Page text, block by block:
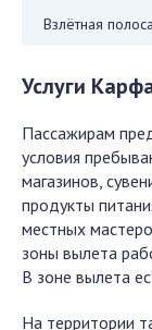
Взлётная
Услуги
Пассажирам
условия
магазинов,
продукты
местных
зоны вылета
В зоне вылета
На территории